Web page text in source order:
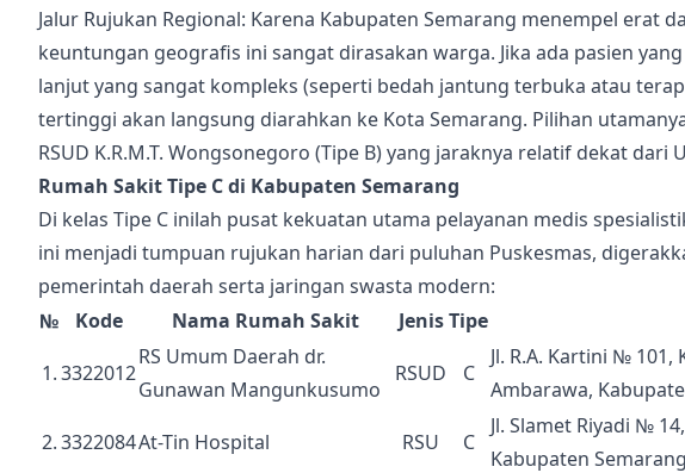
Jalur Rujukan Regional: Karena Kabupaten Semarang menempel erat
keuntungan geografis ini sangat dirasakan warga. Jika ada pasien
lanjut yang sangat kompleks (seperti bedah jantung terbuka atau
tertinggi akan langsung diarahkan ke Kota Semarang. Pilihan
RSUD K.R.M.T. Wongsonegoro (Tipe B) yang jaraknya relatif dekat dari
Rumah Sakit Tipe C di Kabupaten Semarang
Di kelas Tipe C inilah pusat kekuatan utama pelayanan medis
ini menjadi tumpuan rujukan harian dari puluhan Puskesmas,
pemerintah daerah serta jaringan swasta modern:
№
Kode Nama Rumah Sakit Jenis Tipe
1.3322012
RS Umum Daerah dr.
Gunawan Mangunkusumo
RSUD C
Jl. R.A. Kartini №
Ambarawa,
2.3322084At-Tin Hospital RSU C
Jl. Slamet Riyadi №
Kabupaten